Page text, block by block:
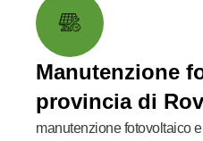
Manutenzione
provincia di
manutenzione fotovoltaico